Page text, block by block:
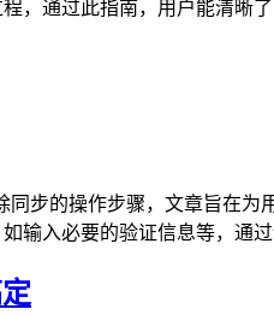
，通过此指南，用户能清晰了
同步的操作步骤，文章旨在
输入必要的验证信息等，通